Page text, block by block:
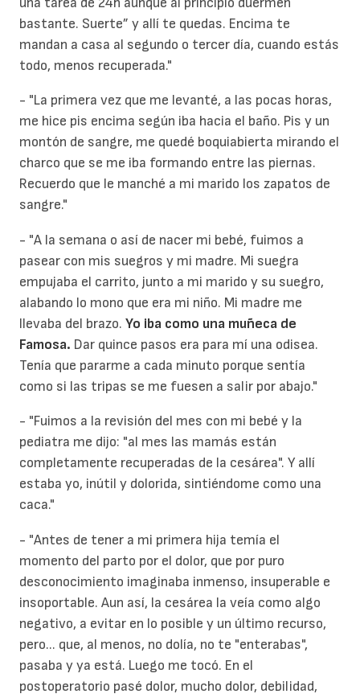
bastante. Suerte” y allí te quedas. Encima te
mandan a casa al segundo o tercer día, cuando estás
todo, menos recuperada."
- "La primera vez que me levanté, a las pocas horas,
me hice pis encima según iba hacia el baño. Pis y un
montón de sangre, me quedé boquiabierta mirando el
charco que se me iba formando entre las piernas.
Recuerdo que le manché a mi marido los zapatos de
sangre."
- "A la semana o así de nacer mi bebé, fuimos a
pasear con mis suegros y mi madre. Mi suegra
empujaba el carrito, junto a mi marido y su suegro,
alabando lo mono que era mi niño. Mi madre me
llevaba del brazo. Yo iba como una muñeca de
Famosa. Dar quince pasos era para mí una odisea.
Tenía que pararme a cada minuto porque sentía
como si las tripas se me fuesen a salir por abajo."
- "Fuimos a la revisión del mes con mi bebé y la
pediatra me dijo: "al mes las mamás están
completamente recuperadas de la cesárea". Y allí
estaba yo, inútil y dolorida, sintiéndome como una
caca."
- "Antes de tener a mi primera hija temía el
momento del parto por el dolor, que por puro
desconocimiento imaginaba inmenso, insuperable e
insoportable. Aun así, la cesárea la veía como algo
negativo, a evitar en lo posible y un último recurso,
pero... que, al menos, no dolía, no te "enterabas",
pasaba y ya está. Luego me tocó. En el
postoperatorio pasé dolor, mucho dolor, debilidad,